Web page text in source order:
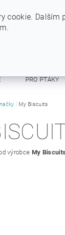
PRO PTÁKY
My Biscuits
výrobce My Biscuits
cookie.